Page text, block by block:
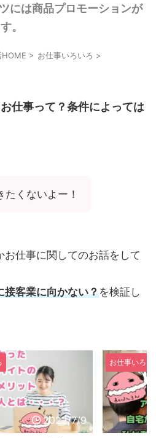
には商品プロモーションが
。
HOME > お仕事いろいろ >
仕事って？条件によっては
たくないよー！
お仕事に関してのお話をして
接客業に向かない？を検証し
2022/7/9
お仕事いろい